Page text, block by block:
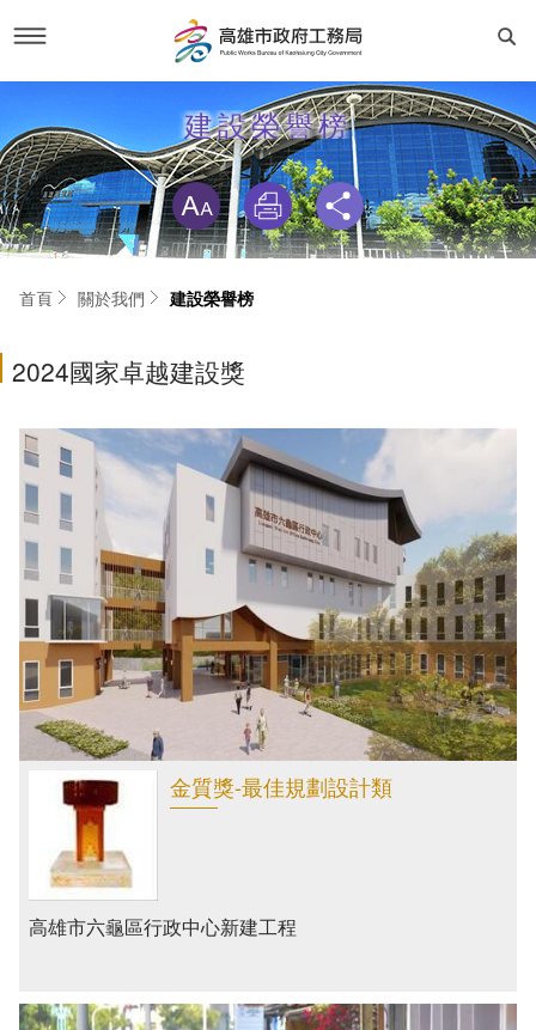
跳
要
內
容 工務新聞
活動專區
市政新聞
RSS訂閱
關於我們
首長簡介
交通位置
聯絡我們
服務電話
電子郵件
機關組織與業務職掌
機關組織圖
秘書室
會計室
資訊室
人事室
政風室
工程企劃處
工務專區
線上申辦
法規專區
遊說資訊專區
性別主流化
廉政專區
網站連結
電子刊物
工務出版品
影音專區
局長信箱
無障礙專區
執照查詢
就業資訊
服務電話
專業服務
施工規範
高雄市道路挖掘管理中心
寬頻管道
材料試驗
試驗隨機程式
採購申訴會
首頁
網站導覽
English
雙語辭彙
建設榮譽榜
略過字型切
首頁 關於我們 建設榮譽榜
2024國家卓越建設獎
金質獎-最佳規劃設計類
高雄市六龜區行政中心新建工程